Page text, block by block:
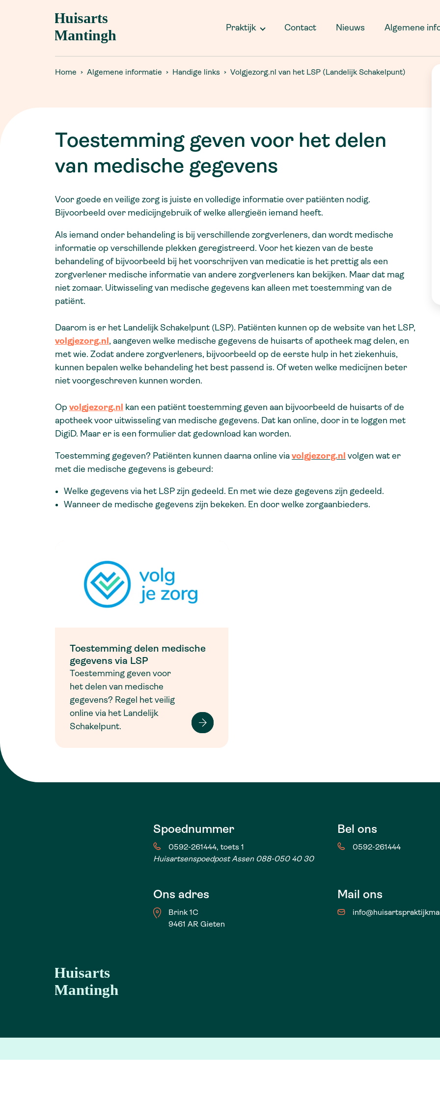
Praktijk
Afspraak maken
Spreekuur
Visite
Assistentenspreekuur
Ooglidcorrecties
Contact Nieuws Algemene
MedGemak-app
Spreekuur.nl
Passanten & tarief
Samen beslissen
Volgjezorg.nl van het LSP (Landelijk
Schakelpunt)
Home Algemene informatie Handige links Volgjezorg.nl van het LSP (Landelijk Schakelpunt)
Toestemming geven voor het delen
van medische gegevens
Voor goede en veilige zorg is juiste en volledige informatie over patiënten nodig.
Bijvoorbeeld over medicijngebruik of welke allergieën iemand heeft.
Als iemand onder behandeling is bij verschillende zorgverleners, dan wordt medische
informatie op verschillende plekken geregistreerd. Voor het kiezen van de beste
behandeling of bijvoorbeeld bij het voorschrijven van medicatie is het prettig als een
zorgverlener medische informatie van andere zorgverleners kan bekijken. Maar dat mag
niet zomaar. Uitwisseling van medische gegevens kan alleen met toestemming van de
patiënt.
Daarom is er het Landelijk Schakelpunt (LSP). Patiënten kunnen op de website van het LSP,
volgjezorg.nl, aangeven welke medische gegevens de huisarts of apotheek mag delen, en
met wie. Zodat andere zorgverleners, bijvoorbeeld op de eerste hulp in het ziekenhuis,
kunnen bepalen welke behandeling het best passend is. Of weten welke medicijnen beter
niet voorgeschreven kunnen worden.
Op volgjezorg.nl kan een patiënt toestemming geven aan bijvoorbeeld de huisarts of de
apotheek voor uitwisseling van medische gegevens. Dat kan online, door in te loggen met
DigiD. Maar er is een formulier dat gedownload kan worden.
Toestemming gegeven? Patiënten kunnen daarna online via volgjezorg.nl volgen wat er
met die medische gegevens is gebeurd:
Welke gegevens via het LSP zijn gedeeld. En met wie deze gegevens zijn gedeeld.
Wanneer de medische gegevens zijn bekeken. En door welke zorgaanbieders.
Toestemming delen medische
gegevens via LSP
Toestemming geven voor
het delen van medische
gegevens? Regel het veilig
online via het Landelijk
Schakelpunt.
Spoednummer
0592-261444, toets 1
Huisartsenspoedpost Assen 088-050 40 30
Bel ons
0592-261444
Ons adres
Brink 1C
9461 AR Gieten
Mail ons